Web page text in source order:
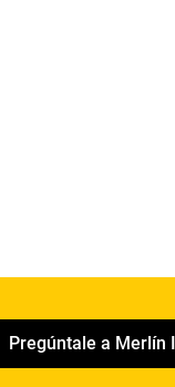
Pregúntale a Merlín